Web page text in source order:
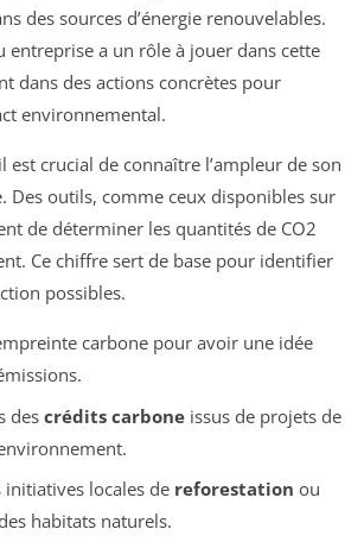
des sources d’énergie renouvelables.
entreprise a un rôle à jouer dans cette
dans des actions concrètes pour
environnemental.
est crucial de connaître l’ampleur de son
Des outils, comme ceux disponibles sur
de déterminer les quantités de CO2
Ce chiffre sert de base pour identifier
possibles.
carbone pour avoir une idée
des crédits carboneissus de projets de
initiatives locales de reforestation ou
habitats naturels.